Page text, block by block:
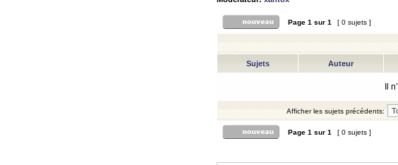
Page 1 sur 1 [ 0 sujets ]
Sujets Auteur
Il
Afficher les sujets précédents:
Page 1 sur 1 [ 0 sujets ]